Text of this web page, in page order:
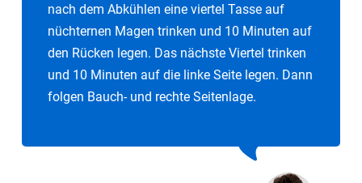
nach dem Abkühlen eine viertel Tasse auf
nüchternen Magen trinken und 10 Minuten auf
den Rücken legen. Das nächste Viertel trinken
und 10 Minuten auf die linke Seite legen. Dann
folgen Bauch- und rechte Seitenlage.